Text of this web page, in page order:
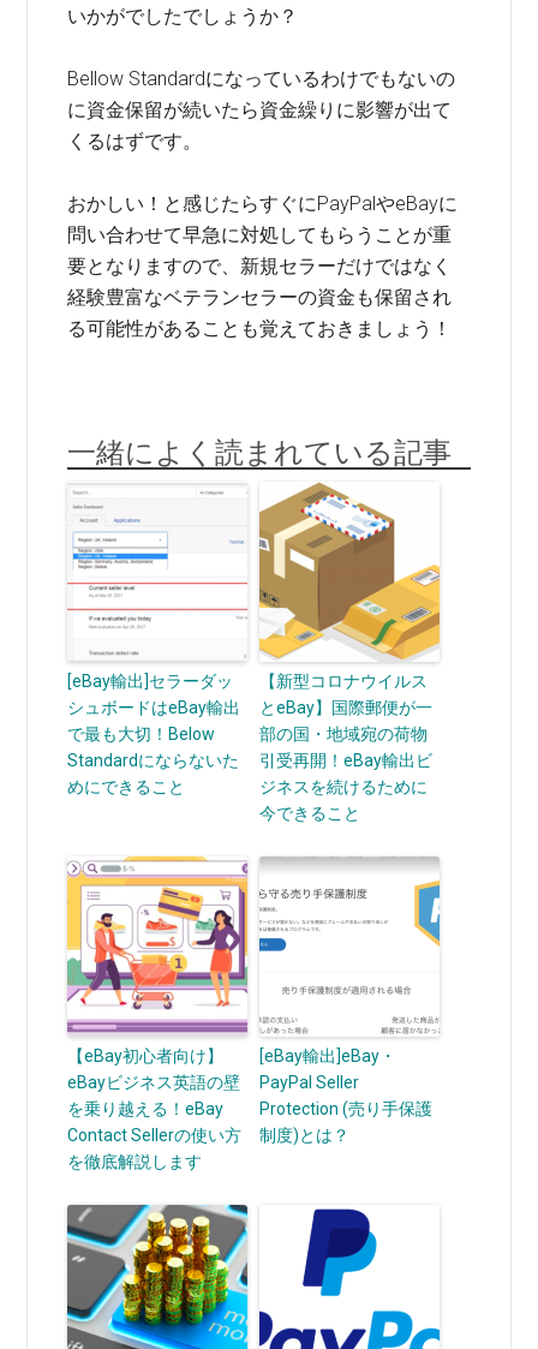
いかがでしたでしょうか？
Bellow Standardになっているわけでもないの
に資金保留が続いたら資金繰りに影響が出て
くるはずです。
おかしい！と感じたらすぐにPayPalやeBayに
問い合わせて早急に対処してもらうことが重
要となりますので、新規セラーだけではなく
経験豊富なベテランセラーの資金も保留され
る可能性があることも覚えておきましょう！
一緒によく読まれている記事
[eBay輸出]セラーダッ
シュボードはeBay輸出
で最も大切！Below
Standardにならないた
めにできること
【新型コロナウイルス
とeBay】国際郵便が一
部の国・地域宛の荷物
引受再開！eBay輸出ビ
ジネスを続けるために
今できること
【eBay初心者向け】
eBayビジネス英語の壁
を乗り越える！eBay
Contact Sellerの使い方
を徹底解説します
[eBay輸出]eBay・
PayPal Seller
Protection (売り手保護
制度)とは？